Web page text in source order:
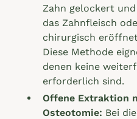
Zahn gelockert
das Zahnfleisch
chirurgisch
Diese Methode
denen keine
erforderlich sind.
Offene Extraktion
Osteotomie: Bei